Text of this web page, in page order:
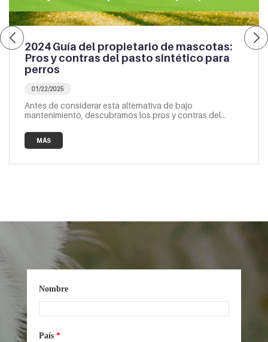
2024 Guía del propietario de mascotas:
Pros y contras del pasto sintético para
perros
01/22/2025
Antes de considerar esta alternativa de bajo
mantenimiento, descubramos los pros y contras del
MÁS
Nombre
País *